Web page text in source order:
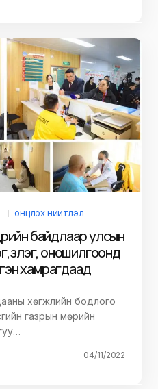
ОНЦЛОХ НИЙТЛЭЛ
байдлаар улсын
үзлэг, оношилгоонд
хамрагдаад
хөгжлийн бодлого
газрын мөрийн
04/11/2022